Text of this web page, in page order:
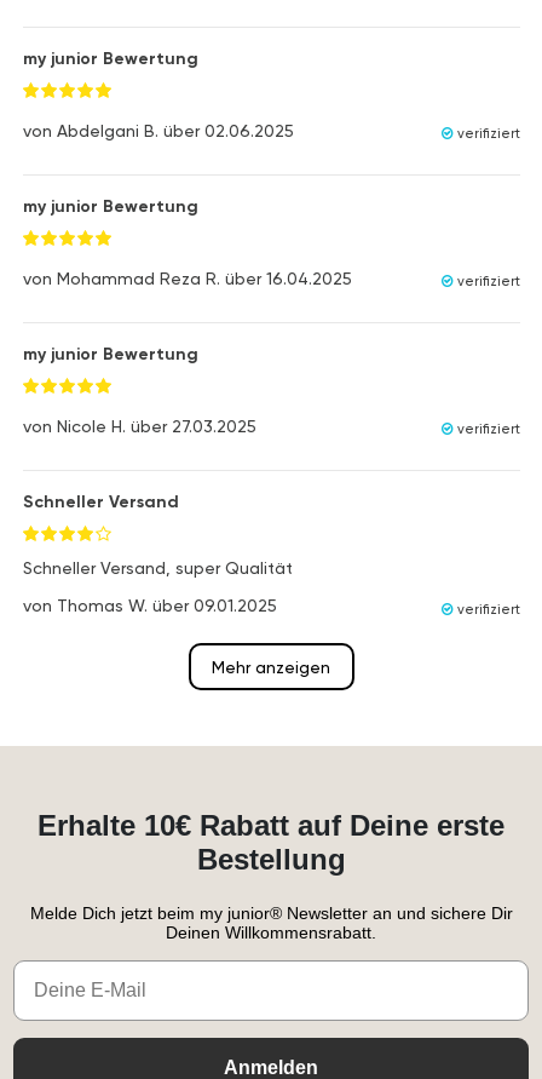
my junior Bewertung
von Abdelgani B. über02.06.2025 verifiziert
my junior Bewertung
von Mohammad Reza R. über16.04.2025 verifiziert
my junior Bewertung
von Nicole H. über 27.03.2025 verifiziert
Schneller Versand
Schneller Versand, super Qualität
von Thomas W. über09.01.2025 verifiziert
Mehr anzeigen
Erhalte 10€ Rabatt auf Deine erste
Bestellung
Melde Dich jetzt beim my junior® Newsletter an und sichere Dir
Deinen Willkommensrabatt.
Email
Anmelden